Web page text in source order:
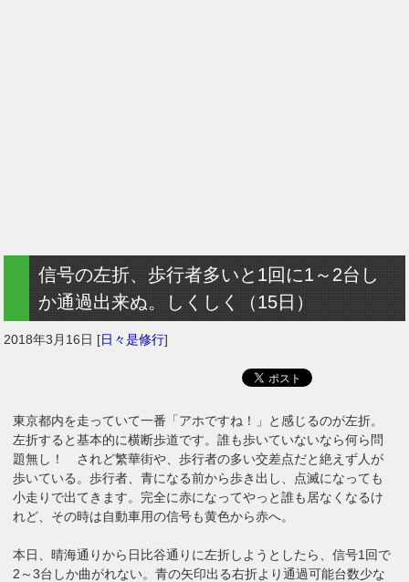
信号の左折、歩行者多いと1回に1～2台し
か通過出来ぬ。しくしく（15日）
2018年3月16日 [日々是修行]
東京都内を走っていて一番「アホですね！」と感じるのが左折。
左折すると基本的に横断歩道です。誰も歩いていないなら何ら問
題無し！ されど繁華街や、歩行者の多い交差点だと絶えず人が
歩いている。歩行者、青になる前から歩き出し、点滅になっても
小走りで出てきます。完全に赤になってやっと誰も居なくなるけ
れど、その時は自動車用の信号も黄色から赤へ。
本日、晴海通りから日比谷通りに左折しようとしたら、信号1回で
2～3台しか曲がれない。青の矢印出る右折より通過可能台数少な